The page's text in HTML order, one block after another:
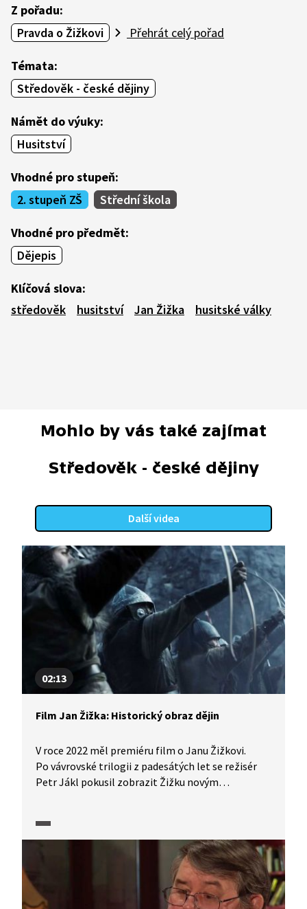
Z pořadu:
Pravda o Žižkovi
Přehrát celý pořad
Témata:
Středověk - české dějiny
Námět do výuky:
Husitství
Vhodné pro stupeň:
2. stupeň ZŠ
Střední škola
Vhodné pro předmět:
Dějepis
Klíčová slova:
středověk
husitství Jan Žižka husitské války
Mohlo by vás také zajímat
Středověk - české dějiny
Další videa
02:13
Film Jan Žižka: Historický obraz dějin
V roce 2022 měl premiéru film o Janu Žižkovi.
Po vávrovské trilogii z padesátých let se režisér
Petr Jákl pokusil zobrazit Žižku novým